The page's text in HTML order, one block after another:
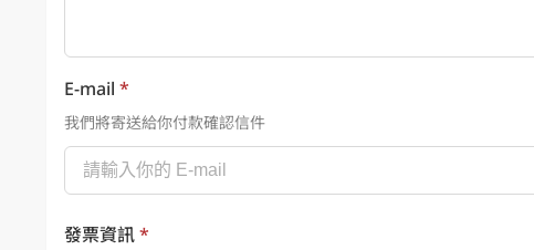
E-mail *
我們將寄送給你付款確認信件
發票資訊*